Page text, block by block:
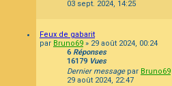
03 sept. 2024, 14:25
Feux de gabarit
par Bruno69 » 29 août 2024, 00:24
6 Réponses
16179 Vues
Dernier message par Bruno69
29 août 2024, 22:47